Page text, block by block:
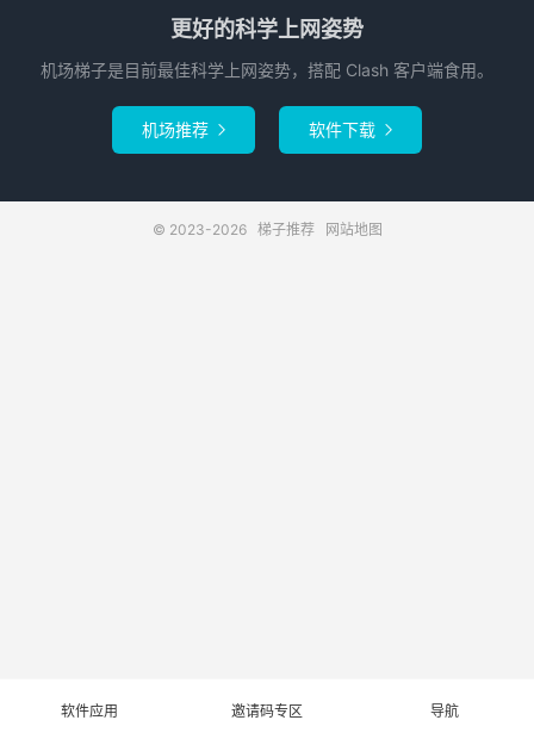
更好的科学上网姿势
机场梯子是目前最佳科学上网姿势，搭配 Clash 客户端食用。
机场推荐  软件下载 
© 2023-2026 梯子推荐 网站地图
软件应用 邀请码专区 导航